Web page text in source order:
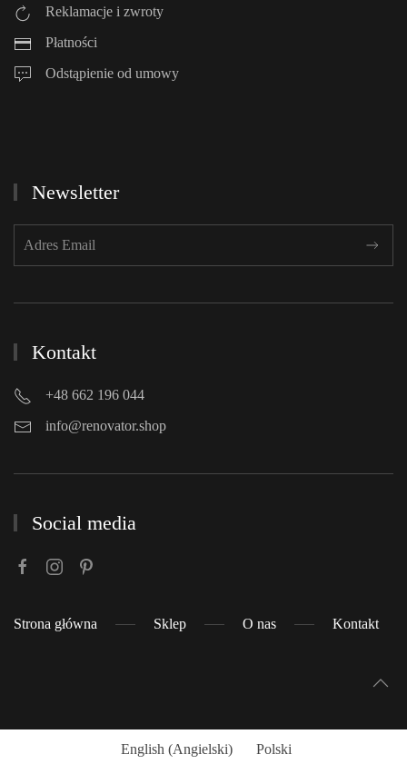
Reklamacje i zwroty
Płatności
Odstąpienie od umowy
Newsletter
Kontakt
+48 662 196 044
info@renovator.shop
Social media
Strona główna Sklep O nas Kontakt
English (Angielski) Polski